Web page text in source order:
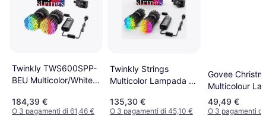
Twinkly TWS600SPP-
BEU Multicolor/White
600 Lampade
184,39 €
O 3 pagamenti di 61,46 €
Twinkly Strings
Multicolor Lampada a
135,30 €
O 3 pagamenti di 45,10 €
Govee
Multicolour
a Corda 100
49,49 €
O 3 pagamenti di